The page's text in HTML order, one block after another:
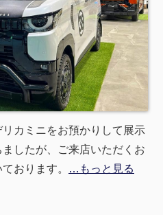
カミニをお預かりして展示
したが、ご来店いただくお
おります。
…もっと見る